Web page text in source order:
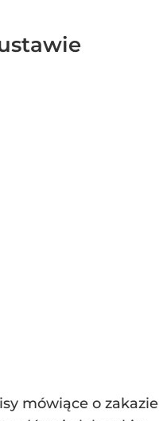
mówiące o zakazie